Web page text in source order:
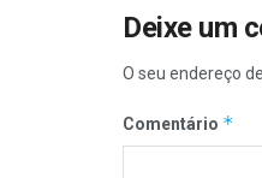
Deixe um
O seu endereço
Comentário *